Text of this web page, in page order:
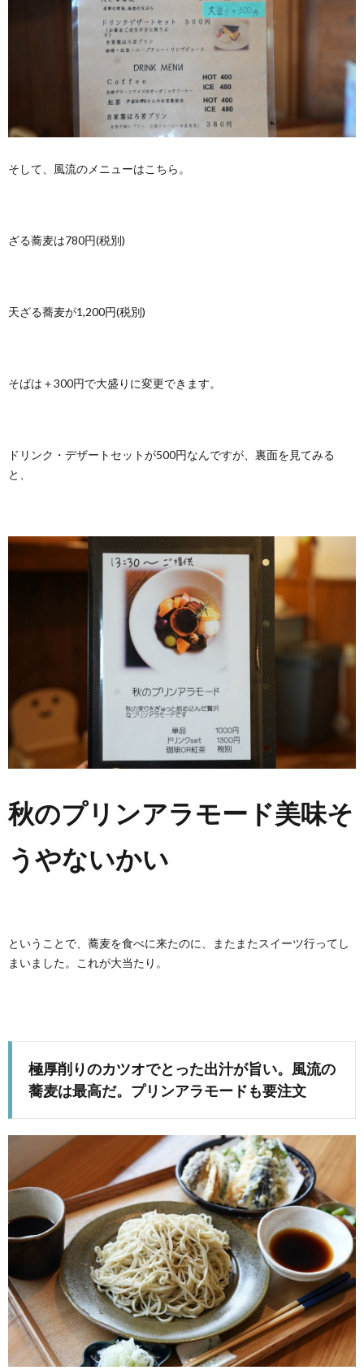
そして、風流のメニューはこちら。
ざる蕎麦は780円(税別)
天ざる蕎麦が1,200円(税別)
そばは＋300円で大盛りに変更できます。
ドリンク・デザートセットが500円なんですが、裏面を見てみる
と、
秋のプリンアラモード美味そ
うやないかい
ということで、蕎麦を食べに来たのに、またまたスイーツ行ってし
まいました。これが大当たり。
極厚削りのカツオでとった出汁が旨い。風流の
蕎麦は最高だ。プリンアラモードも要注文